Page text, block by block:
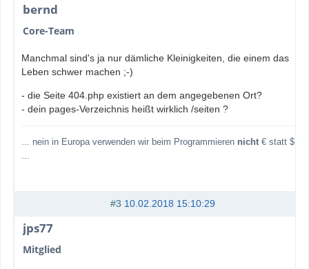
bernd
Core-Team
Manchmal sind's ja nur dämliche Kleinigkeiten, die einem das
Leben schwer machen ;-)
- die Seite 404.php existiert an dem angegebenen Ort?
- dein pages-Verzeichnis heißt wirklich /seiten ?
... nein in Europa verwenden wir beim Programmieren nicht € statt $
...
#3 10.02.2018 15:10:29
jps77
Mitglied